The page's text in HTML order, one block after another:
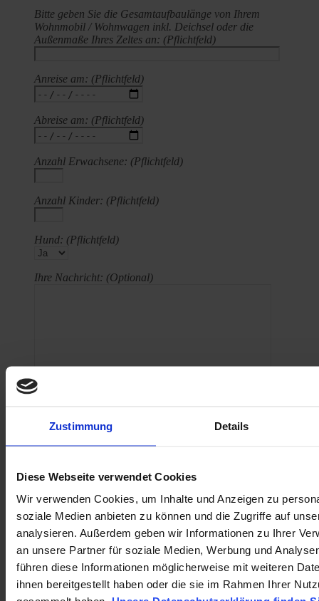
Zustimmung Details
Diese Webseite verwendet Cookies
Wir verwenden Cookies, um Inhalte und Anzeigen zu
soziale Medien anbieten zu können und die Zugriffe auf
analysieren. Außerdem geben wir Informationen zu Ihrer
an unsere Partner für soziale Medien, Werbung und
führen diese Informationen möglicherweise mit weiteren
ihnen bereitgestellt haben oder die sie im Rahmen Ihrer
Bitte geben Sie die Gesamtaufbaulänge von Ihrem
Wohnmobil / Wohnwagen inkl. Deichsel oder die
Außenmaße Ihres Zeltes an: (Pflichtfeld)
Anreise am: (Pflichtfeld)
Abreise am: (Pflichtfeld)
Anzahl Erwachsene: (Pflichtfeld)
Anzahl Kinder: (Pflichtfeld)
Hund: (Pflichtfeld)
Ihre Nachricht: (Optional)
erst ab 7 Übernachtungen mit 100,-€ Anzahlung vor.
Ich habe die Datenschutzhinweise gelesen. (Bitte
bestätigen - Pflichtfeld)
Campingplatz
Am